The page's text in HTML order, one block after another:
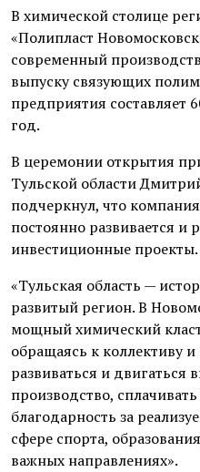
В химической столице
«Полипласт
современный
выпуску связующих
предприятия составляет
год.
В церемонии открытия
Тульской области
подчеркнул, что
постоянно развивается и
инвестиционные проекты.
«Тульская область —
развитый регион. В
мощный химический
обращаясь к коллективу
развиваться и двигаться
производство,
благодарность за
сфере спорта,
важных направлениях».